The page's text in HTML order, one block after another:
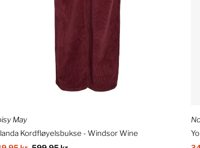
May
Kordfløyelsbukse - Windsor Wine